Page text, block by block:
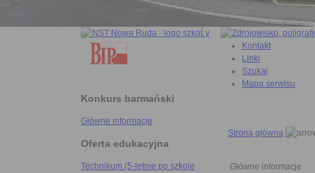
Konkurs barmański
Główne informacje
Oferta edukacyjna
Technikum (5-letnie po szkole
Kontakt
Linki
Szukaj
Mapa serwisu
Strona główna
Główne informacje